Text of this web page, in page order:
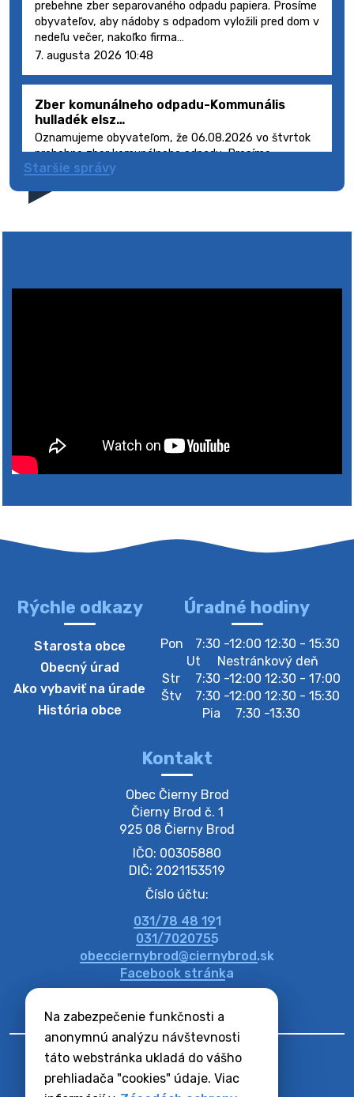
Na zabezpečenie funkčnosti a
anonymnú analýzu návštevnosti
táto webstránka ukladá do vášho
prehliadača "cookies" údaje. Viac
prebehne zber separovaného odpadu papiera. Prosíme
obyvateľov, aby nádoby s odpadom vyložili pred dom v
nedeľu večer, nakoľko firma…
7. augusta 2026 10:48
Zber komunálneho odpadu-Kommunális
hulladék elsz…
Oznamujeme obyvateľom, že 06.08.2026 vo štvrtok
prebehne zber komunálneho odpadu. Prosíme
obyvateľov, aby smetné nádoby s odpadom vyložili
5. augusta 2026 08:41
4. augusta 2026 10:05
Zberný dvor-Gyűjtőudvar
Oznamujeme obyvateľom, že v stredu 05. augusta
bude zberný dvor zatvorený. Értesítjük a lakosokat,
hogy szerdán augusztus 05-én a gyűjtőudvar zárva
lesz https://ciernybrod.sk?p=214…
Zber separovaného odpadu plastu-
Szeparált műanya…
Oznamujeme obyvateľom, že v stredu 05. augusta
prebehne zber separovaného odpadu plastu. Prosíme
obyvateľov, aby vrecia s odpadom vyložili pred dom už
večer vopred, nakoľko firma F…
4. augusta 2026 09:51
Oznámenie o plánovanom prerušení dodávky
elektri…
Oznamujeme Vám, že v určitých dňoch bude v
niektorých častiach našej obce plánované prerušenie
distribúcie elektrickej energie. Podrobné informácie o
dátumoch, časoch a dotknutých …
4. augusta 2026 09:48
Zber BIO odpadu-BIO hulladék elszállítása
Staršie správy
Rýchle odkazy
Starosta obce
Obecný úrad
Ako vybaviť na úrade
História obce
Úradné hodiny
Pon
7:30 -12:00 12:30 - 15:30
Ut
Nestránkový deň
Str
7:30 -12:00 12:30 - 17:00
Štv
7:30 -12:00 12:30 - 15:30
Pia
7:30 -13:30
Kontakt
Obec Čierny Brod
Čierny Brod č. 1
925 08 Čierny Brod
IČO: 00305880
DIČ: 2021153519
Číslo účtu:
031/78 48 191
031/7020755
obecciernybrod@ciernybrod.sk
Facebook stránka